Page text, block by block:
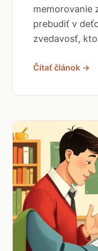
memorovanie
prebudiť v
zvedavosť,
Čítať článok →